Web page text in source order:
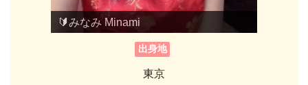
🔰みなみ Minami
🔰みなみ Minami
出身地
東京